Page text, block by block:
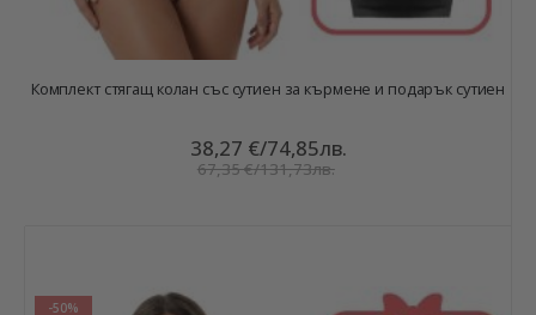
Комплект стягащ колан със сутиен за кърмене и подарък сутиен
38,27 €/74,85лв.
67,35 €/131,73лв.
-50%